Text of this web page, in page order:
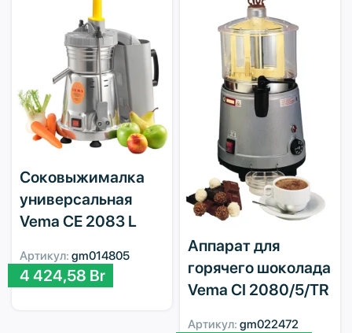
Соковыжималка
универсальная
Vema CE 2083 L
Артикул: gm014805
4 424,58 Br
Аппарат для
горячего шоколада
Vema CI 2080/5/TR
Артикул: gm022472